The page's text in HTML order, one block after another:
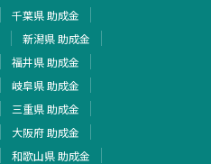
千葉県 助成金
新潟県 助成金
福井県 助成金
岐阜県 助成金
三重県 助成金
大阪府 助成金
和歌山県 助成金